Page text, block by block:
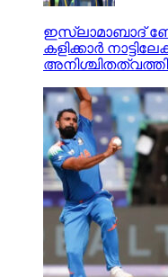
ഇസ്ലാമാബാദ്
കളിക്കാര്‍